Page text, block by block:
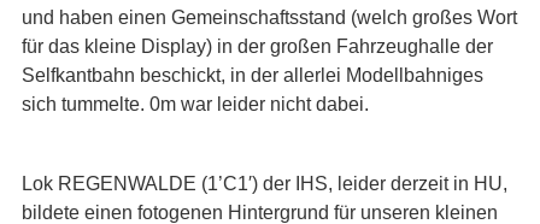
und haben einen Gemeinschaftsstand (welch großes Wort
für das kleine Display) in der großen Fahrzeughalle der
Selfkantbahn beschickt, in der allerlei Modellbahniges
sich tummelte. 0m war leider nicht dabei.
Lok REGENWALDE (1’C1′) der IHS, leider derzeit in HU,
bildete einen fotogenen Hintergrund für unseren kleinen